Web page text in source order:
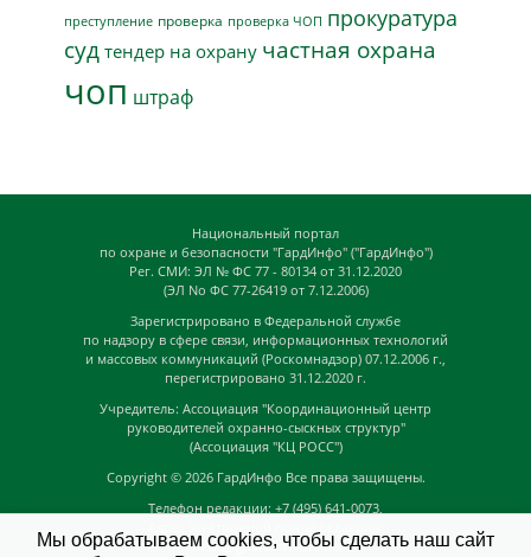
преступление проверка проверка ЧОП прокуратура
суд тендер на охрану частная охрана
чоп штраф
Национальный портал
по охране и безопасности "ГардИнфо" ("ГардИнфо")
Рег. СМИ: ЭЛ № ФС 77 - 80134 от 31.12.2020
(ЭЛ No ФС 77-26419 от 7.12.2006)
Зарегистрировано в Федеральной службе
по надзору в сфере связи, информационных технологий
и массовых коммуникаций (Роскомнадзор) 07.12.2006 г.,
перегистрировано 31.12.2020 г.
Учредитель: Ассоциация "Координационный центр
руководителей охранно-сыскных структур"
(Ассоциация "КЦ РОСС")
Copyright © 2026 ГардИнфо Все права защищены.
Телефон редакции: +7 (495) 641-0073,
news@guardinfo.online
Мы обрабатываем cookies, чтобы сделать наш сайт